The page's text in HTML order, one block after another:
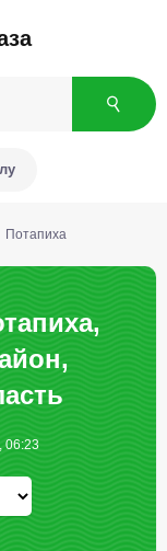
Потапиха
06:23